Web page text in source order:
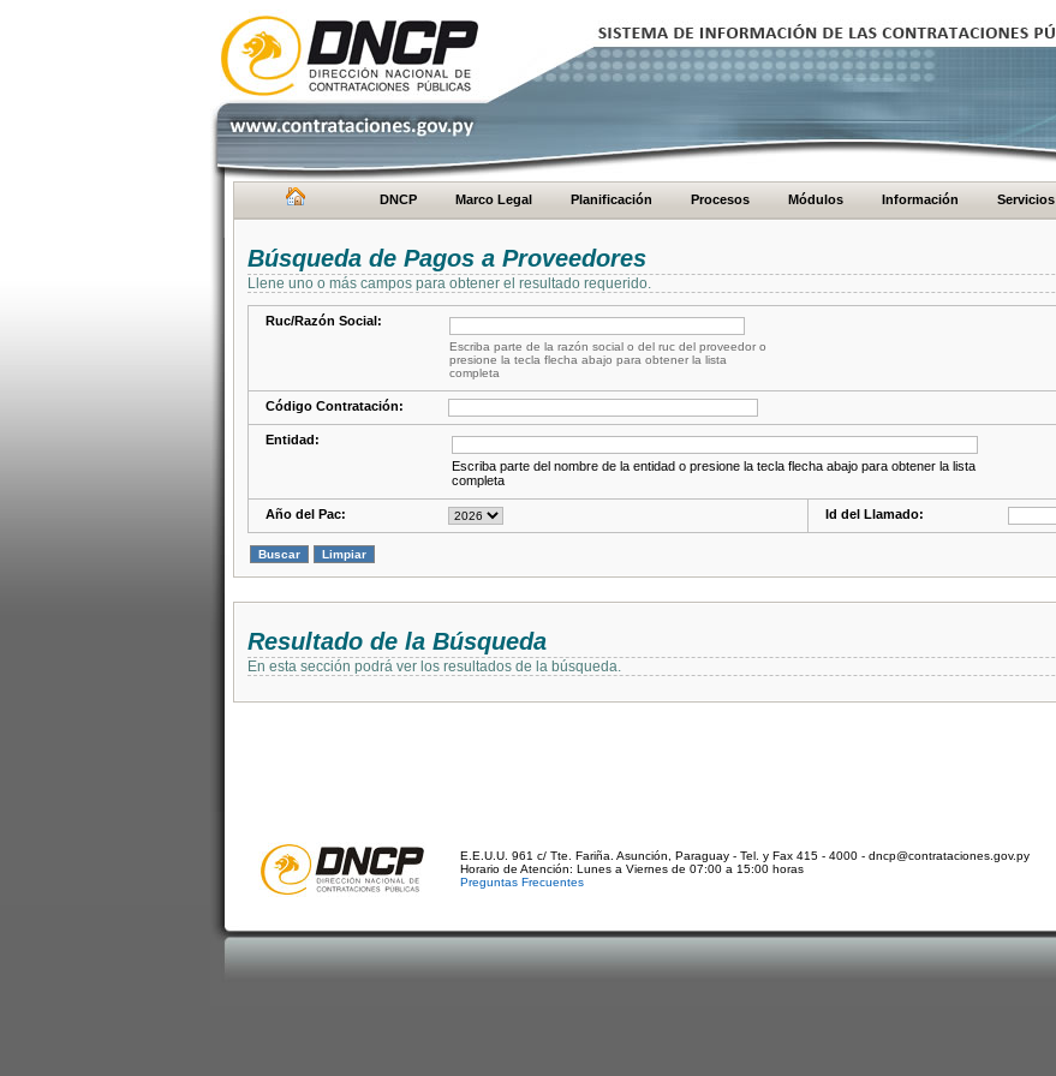
DNCP Marco Legal Planificación Procesos Módulos Información Servicios
Búsqueda de Pagos a Proveedores
Llene uno o más campos para obtener el resultado requerido.
Ruc/Razón Social:
Escriba parte de la razón social o del ruc del proveedor o
presione la tecla flecha abajo para obtener la lista
completa
Código Contratación:
Entidad:
Escriba parte del nombre de la entidad o presione la tecla flecha abajo para obtener la lista
completa
Año del Pac: Id del Llamado:
Resultado de la Búsqueda
En esta sección podrá ver los resultados de la búsqueda.
E.E.U.U. 961 c/ Tte. Fariña. Asunción, Paraguay - Tel. y Fax 415 - 4000 - dncp@contrataciones.gov.py
Horario de Atención: Lunes a Viernes de 07:00 a 15:00 horas
Preguntas Frecuentes